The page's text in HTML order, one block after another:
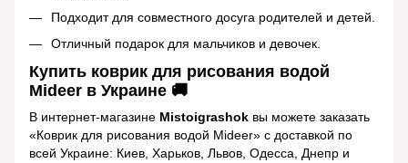
Подходит для совместного досуга родителей и детей.
Отличный подарок для мальчиков и девочек.
Купить коврик для рисования водой
Mideer в Украине 🚚
В интернет-магазине Mistoigrashok вы можете заказать
«Коврик для рисования водой Mideer» с доставкой по
всей Украине: Киев, Харьков, Львов, Одесса, Днепр и